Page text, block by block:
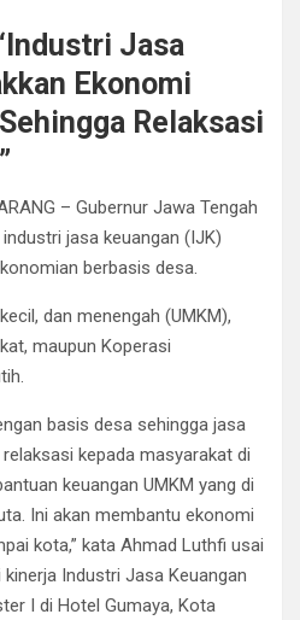
Jasa
Ekonomi
Relaksasi
– Gubernur Jawa Tengah
jasa keuangan (IJK)
berbasis desa.
dan menengah (UMKM),
maupun Koperasi
basis desa sehingga jasa
kepada masyarakat di
keuangan UMKM yang di
Ini akan membantu ekonomi
kota,” kata Ahmad Luthfi usai
Industri Jasa Keuangan
I di Hotel Gumaya, Kota